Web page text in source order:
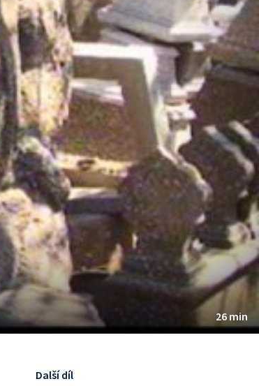
26 min
Další díl